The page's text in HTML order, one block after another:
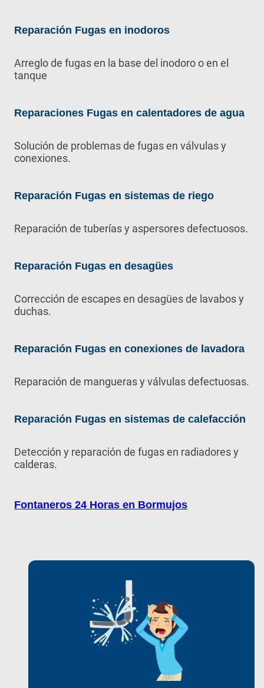
Reparación Fugas en inodoros
Arreglo de fugas en la base del inodoro o en el
tanque
Reparaciones Fugas en calentadores de agua
Solución de problemas de fugas en válvulas y
conexiones.
Reparación Fugas en sistemas de riego
Reparación de tuberías y aspersores defectuosos.
Reparación Fugas en desagües
Corrección de escapes en desagües de lavabos y
duchas.
Reparación Fugas en conexiones de lavadora
Reparación de mangueras y válvulas defectuosas.
Reparación Fugas en sistemas de calefacción
Detección y reparación de fugas en radiadores y
calderas.
Fontaneros 24 Horas en Bormujos